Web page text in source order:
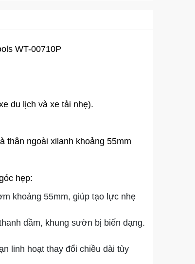
WT-00710P
du lịch và xe tải nhẹ).
thân ngoài xilanh khoảng 55mm
hẹp:
khoảng 55mm, giúp tạo lực nhẹ
dầm, khung sườn bị biến dạng.
linh hoạt thay đổi chiều dài tùy